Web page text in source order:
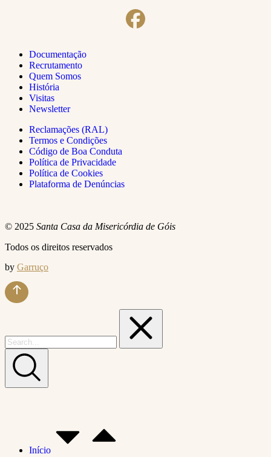
Documentação
Recrutamento
Quem Somos
História
Visitas
Newsletter
Reclamações (RAL)
Termos e Condições
Código de Boa Conduta
Política de Privacidade
Política de Cookies
Plataforma de Denúncias
© 2025 Santa Casa da Misericórdia de Góis
Todos os direitos reservados
by Garruço
Início